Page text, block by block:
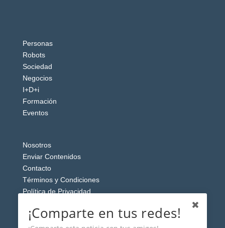
Personas
Robots
Sociedad
Negocios
I+D+i
Formación
Eventos
Nosotros
Enviar Contenidos
Contacto
Términos y Condiciones
Política de Privacidad
¡Comparte en tus redes!